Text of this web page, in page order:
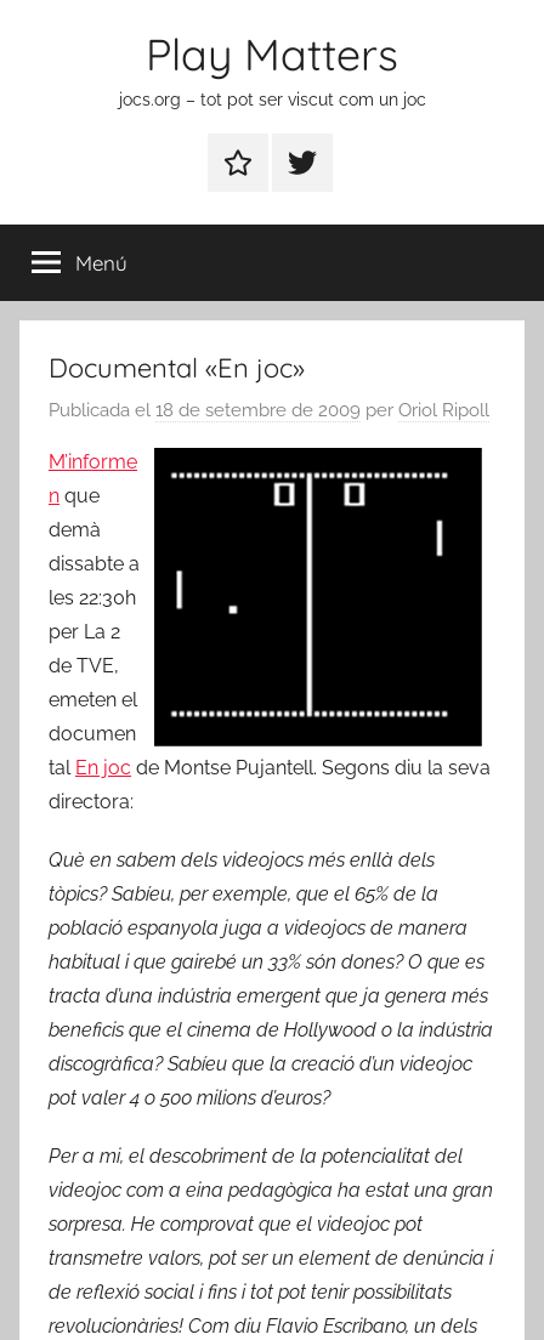
Play Matters
jocs.org – tot pot ser viscut com un joc
ContactarElement
menú
Menú
Documental «En joc»
Publicada el 18 de setembre de 2009 per Oriol Ripoll
M’informe
n que
demà
dissabte a
les 22:30h
per La 2
de TVE,
emeten el
documen
tal En joc de Montse Pujantell. Segons diu la seva
directora:
Què en sabem dels videojocs més enllà dels
tòpics? Sabíeu, per exemple, que el 65% de la
població espanyola juga a videojocs de manera
habitual i que gairebé un 33% són dones? O que es
tracta d’una indústria emergent que ja genera més
beneficis que el cinema de Hollywood o la indústria
discogràfica?Sabíeu que la creació d’un videojoc
pot valer 4 o 500 milions d’euros?
Per a mi, el descobriment de la potencialitat del
videojoc com a eina pedagògica ha estat una gran
sorpresa. He comprovat que el videojoc pot
transmetre valors, pot ser un element de denúncia i
de reflexió social i fins i tot pot tenir possibilitats
revolucionàries! Com diu Flavio Escribano, un dels